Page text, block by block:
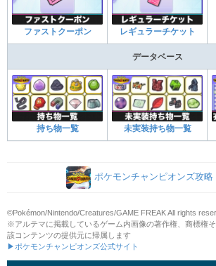
ファストクーポン レギュラーチケット
データベース
持ち物一覧 未実装持ち物一覧
ポケモンチャンピオンズ攻略
©Pokémon/Nintendo/Creatures/GAME FREAK All rights
※アルテマに掲載しているゲーム内画像の著作権、商標権
該コンテンツの提供元に帰属します
▶ポケモンチャンピオンズ公式サイト